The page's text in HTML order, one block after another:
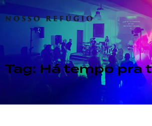
Tag: Há tempo pra